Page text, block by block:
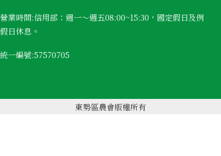
營業時間:信用部：週一～週五08:00~15:30，國定假日及例
假日休息。
統一編號:57570705
東勢區農會版權所有